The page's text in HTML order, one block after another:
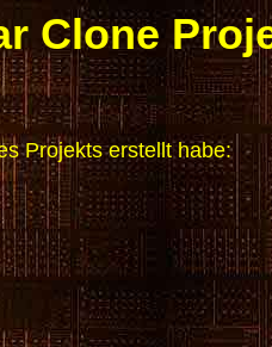
Clone
Projekts erstellt habe: